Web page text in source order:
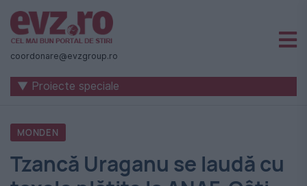
Știri
naționale
internaționale
România
coordonare@evzgroup.ro
▼ Proiecte speciale
MONDEN
⁠Tzancă Uraganu se laudă cu